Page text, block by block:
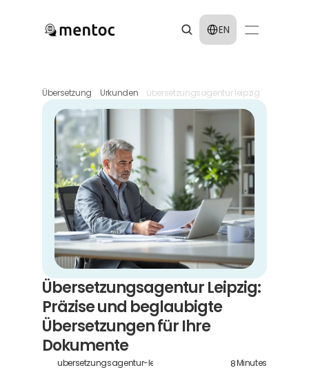
Select Language
EN
Übersetzung Urkunden übersetzungsagentur leipzig
Übersetzungsagentur Leipzig:
Präzise und beglaubigte
Übersetzungen für Ihre
Dokumente
ubersetzungsagentur-leipzig 8Minutes